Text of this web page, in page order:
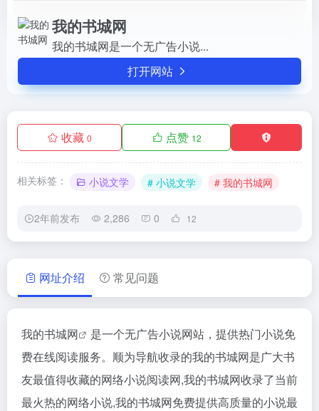
我的书城网
我的书城网是一个无广告小说...
打开网站
收藏 0 点赞 12
相关标签： 小说文学 # 小说文学 # 我的书城网
2年前发布 2,286 0 12
网址介绍 常见问题
我的书城网
是一个无广告小说网站，提供热门小说免
费在线阅读服务。顺为导航收录的我的书城网是广大书
友最值得收藏的网络小说阅读网,我的书城网收录了当前
最火热的网络小说,我的书城网免费提供高质量的小说最